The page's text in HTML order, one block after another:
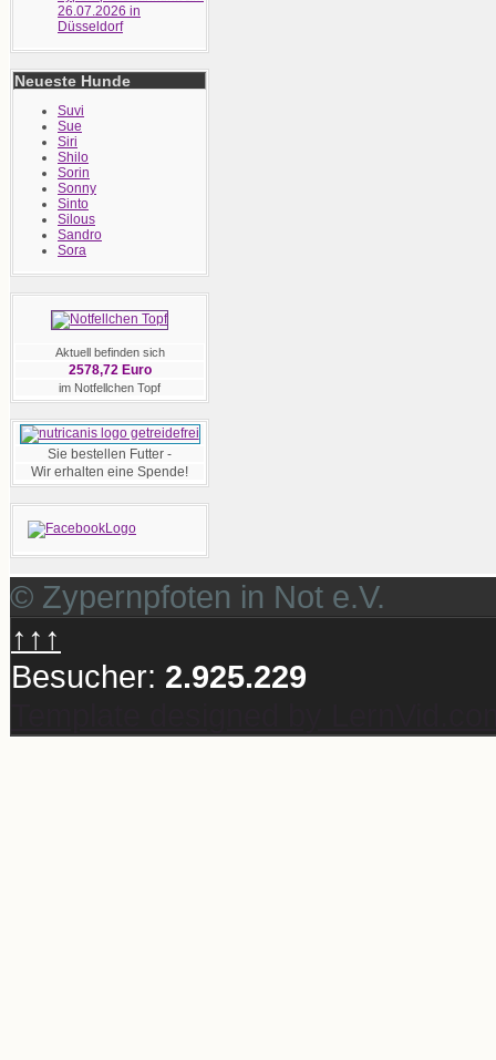
26.07.2026 in
Düsseldorf
Neueste Hunde
Suvi
Sue
Siri
Shilo
Sorin
Sonny
Sinto
Silous
Sandro
Sora
Aktuell befinden sich
2578,72 Euro
im Notfellchen Topf
Sie bestellen Futter -
Wir erhalten eine Spende!
© Zypernpfoten in Not e.V.
↑↑↑
Besucher: 2.925.229